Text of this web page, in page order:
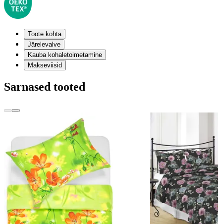
Toote kohta
Järelevalve
Kauba kohaletoimetamine
Makseviisid
Sarnased tooted